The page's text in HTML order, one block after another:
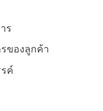
ร
ของลูกค้า
ค์